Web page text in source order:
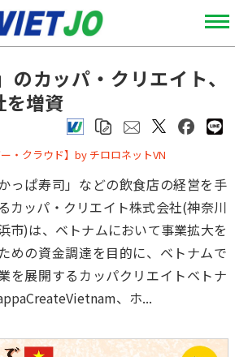
のカッパ・クリエイト、
を増資
・クラウド】by チロロネットVN
っぱ寿司」などの飲食店の経営を手
カッパ・クリエイト株式会社(神奈川
市)は、ベトナムにおいて事業拡大を
めの資金調達を目的に、ベトナムで
を展開するカッパクリエイトベトナ
、ホ...